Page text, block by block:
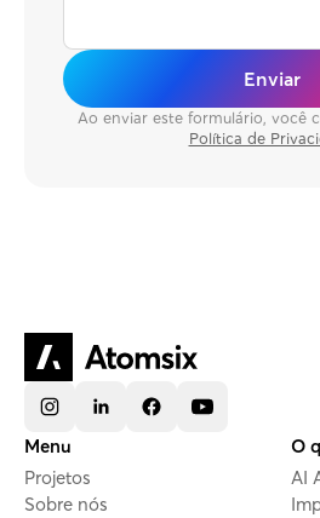
Enviar
Ao enviar este formulário, você
Política de
Menu
Projetos
Sobre nós
O
AI